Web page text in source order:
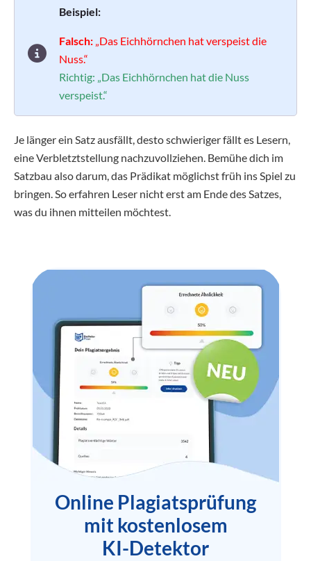
Beispiel:
Falsch: „Das Eichhörnchen hat verspeist die
Nuss.“
Richtig: „Das Eichhörnchen hat die Nuss
verspeist.“
Je länger ein Satz ausfällt, desto schwieriger fällt es Lesern,
eine Verbletztstellung nachzuvollziehen. Bemühe dich im
Satzbau also darum, das Prädikat möglichst früh ins Spiel zu
bringen. So erfahren Leser nicht erst am Ende des Satzes,
was du ihnen mitteilen möchtest.
Online Plagiatsprüfung
mit kostenlosem
KI-Detektor